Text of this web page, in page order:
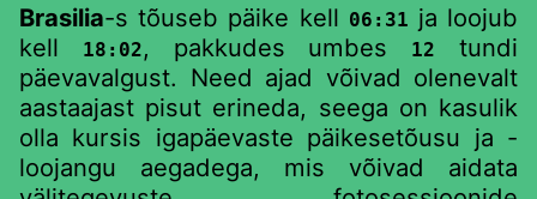
Brasilia-s tõuseb päike kell 06:31 ja loojub
kell
18:02, pakkudes umbes 12
tundi
päevavalgust. Need ajad võivad olenevalt
aastaajast pisut erineda, seega on kasulik
olla kursis igapäevaste päikesetõusu ja -
loojangu aegadega, mis võivad aidata